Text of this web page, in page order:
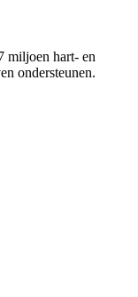
miljoen hart- en
ondersteunen.